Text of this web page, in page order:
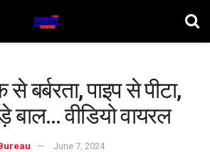
बर्बरता, पाइप से पीटा,
बाल… वीडियो वायरल
June 7, 2024